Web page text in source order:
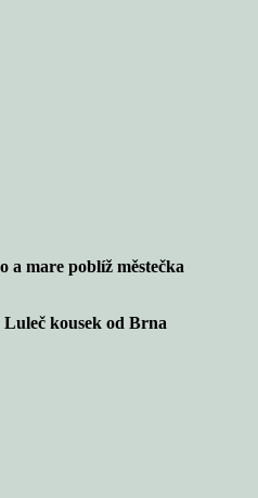
a mare poblíž městečka
Luleč kousek od Brna